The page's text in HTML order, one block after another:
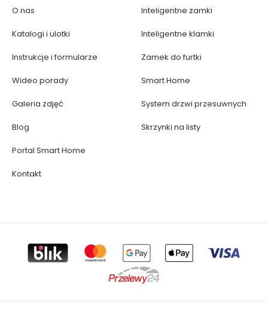
O nas
Katalogi i ulotki
Instrukcje i formularze
Wideo porady
Galeria zdjęć
Blog
Portal Smart Home
Kontakt
Inteligentne zamki
Inteligentne klamki
Zamek do furtki
Smart Home
System drzwi przesuwnych
Skrzynki na listy